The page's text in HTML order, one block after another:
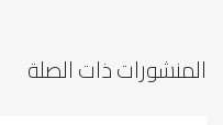
المنشورات ذات الصلة